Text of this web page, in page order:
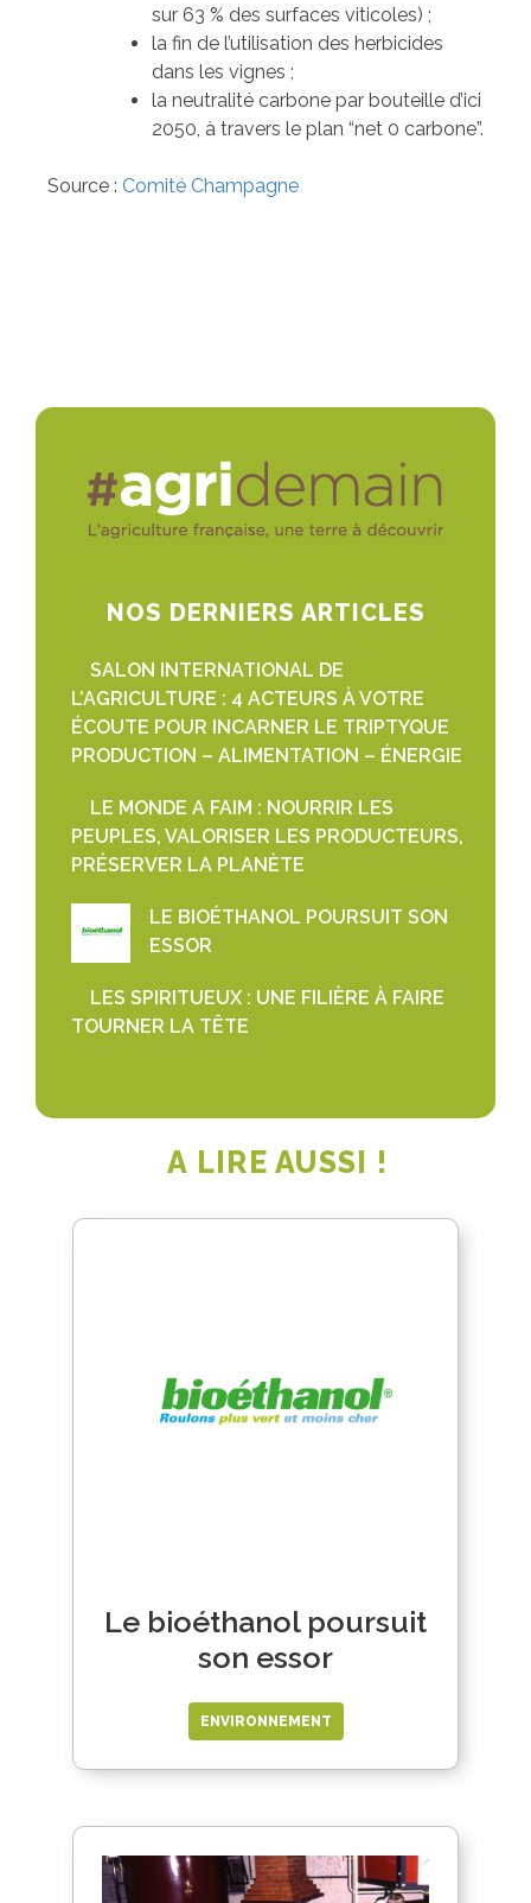
sur 63 % des surfaces viticoles) ;
la fin de l’utilisation des herbicides
dans les vignes ;
la neutralité carbone par bouteille d’ici
2050, à travers le plan “net 0 carbone”.
Source : Comité Champagne
NOS DERNIERS ARTICLES
SALON INTERNATIONAL DE
L’AGRICULTURE : 4 ACTEURS À VOTRE
ÉCOUTE POUR INCARNER LE TRIPTYQUE
PRODUCTION – ALIMENTATION – ÉNERGIE
LE MONDE A FAIM : NOURRIR LES
PEUPLES, VALORISER LES PRODUCTEURS,
PRÉSERVER LA PLANÈTE
LE BIOÉTHANOL POURSUIT SON
ESSOR
LES SPIRITUEUX : UNE FILIÈRE À FAIRE
TOURNER LA TÊTE
A LIRE AUSSI !
Le bioéthanol poursuit
son essor
ENVIRONNEMENT